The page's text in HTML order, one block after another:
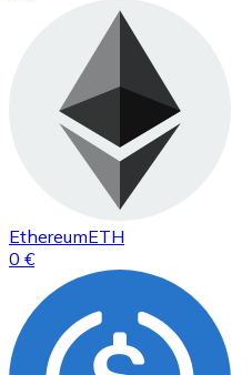
EthereumETH
0 €